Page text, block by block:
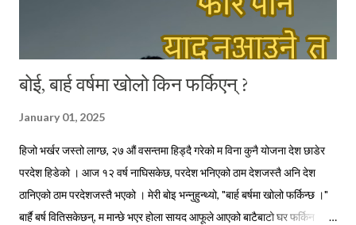
बोई, बार्ह वर्षमा खोलो किन फर्किएन् ?
January 01, 2025
हिजो भर्खर जस्तो लाग्छ, २७ औं वसन्तमा हिड्दै गरेको म विना कुनै योजना देश छाडेर
परदेश हिडेको । आज १२ वर्ष नाघिसकेछ, परदेश भनिएको ठाम देशजस्तै अनि देश
ठानिएको ठाम परदेशजस्तै भएको । मेरी बोइ भन्नुहुन्थ्यो, "बार्ह बर्षमा खोलो फर्किन्छ ।"
बार्है बर्ष वितिसकेछन्, म मान्छे भएर होला सायद आफूले आएको बाटैबाटो घर फर्किन